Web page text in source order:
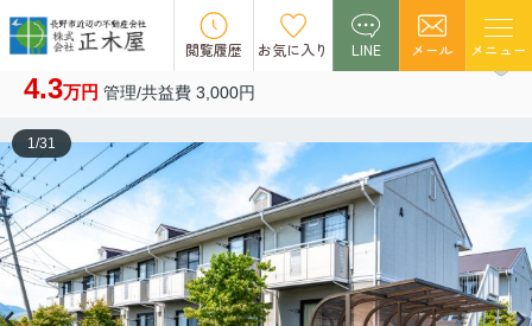
閲覧履歴 お気に入り LINE メール メニュー
NEW
アネーロ和田 A 201
4.3万円 管理/共益費 3,000円
1/31